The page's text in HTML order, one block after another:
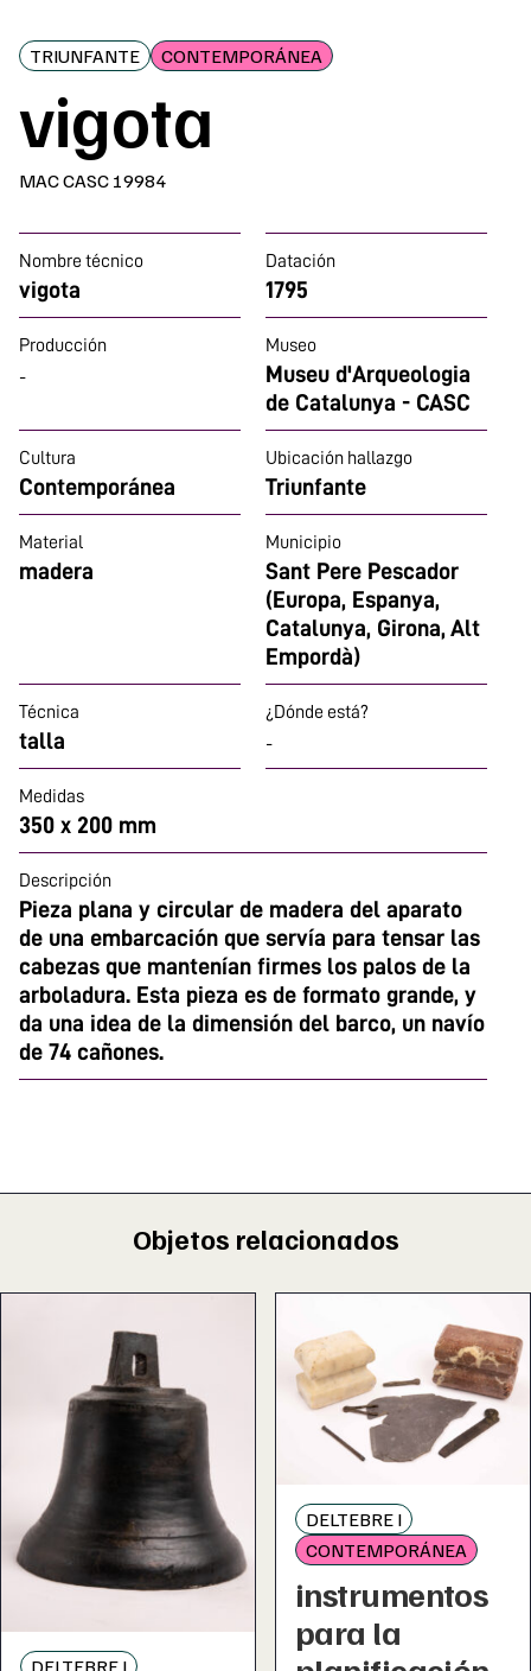
TRIUNFANTE CONTEMPORÁNEA
vigota
MAC CASC 19984
Nombre técnico
vigota
Datación
1795
Producción
-
Museo
Museu d'Arqueologia
de Catalunya - CASC
Cultura
Contemporánea
Ubicación hallazgo
Triunfante
Material
madera
Municipio
Sant Pere Pescador
(Europa, Espanya,
Catalunya, Girona, Alt
Empordà)
Técnica
talla
¿Dónde está?
-
Medidas
350 x 200 mm
Descripción
Pieza plana y circular de madera del aparato
de una embarcación que servía para tensar las
cabezas que mantenían firmes los palos de la
arboladura. Esta pieza es de formato grande, y
da una idea de la dimensión del barco, un navío
de 74 cañones.
Objetos relacionados
DELTEBRE I
CONTEMPORÁNEA
instrumentos
para la